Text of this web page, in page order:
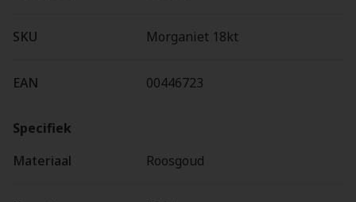
SKU Morganiet 18kt
EAN 00446723
Specifiek
Materiaal
Roosgoud